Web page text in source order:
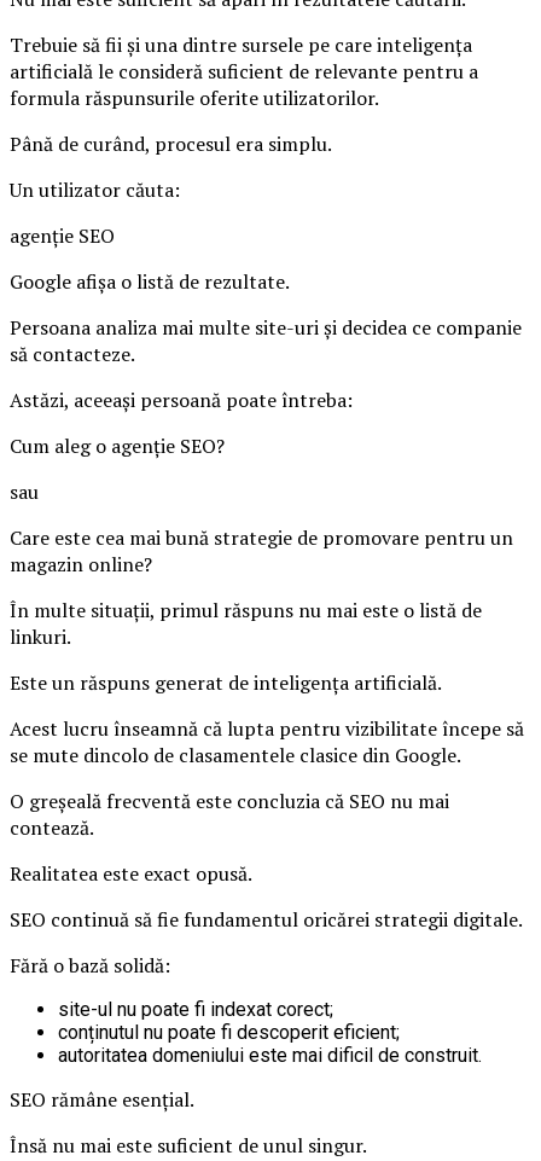
Trebuie să fii și una dintre sursele pe care inteligența
artificială le consideră suficient de relevante pentru a
formula răspunsurile oferite utilizatorilor.
Până de curând, procesul era simplu.
Un utilizator căuta:
agenție SEO
Google afișa o listă de rezultate.
Persoana analiza mai multe site-uri și decidea ce companie
să contacteze.
Astăzi, aceeași persoană poate întreba:
Cum aleg o agenție SEO?
sau
Care este cea mai bună strategie de promovare pentru un
magazin online?
În multe situații, primul răspuns nu mai este o listă de
linkuri.
Este un răspuns generat de inteligența artificială.
Acest lucru înseamnă că lupta pentru vizibilitate începe să
se mute dincolo de clasamentele clasice din Google.
O greșeală frecventă este concluzia că SEO nu mai
contează.
Realitatea este exact opusă.
SEO continuă să fie fundamentul oricărei strategii digitale.
Fără o bază solidă:
site-ul nu poate fi indexat corect;
conținutul nu poate fi descoperit eficient;
autoritatea domeniului este mai dificil de construit.
SEO rămâne esențial.
Însă nu mai este suficient de unul singur.